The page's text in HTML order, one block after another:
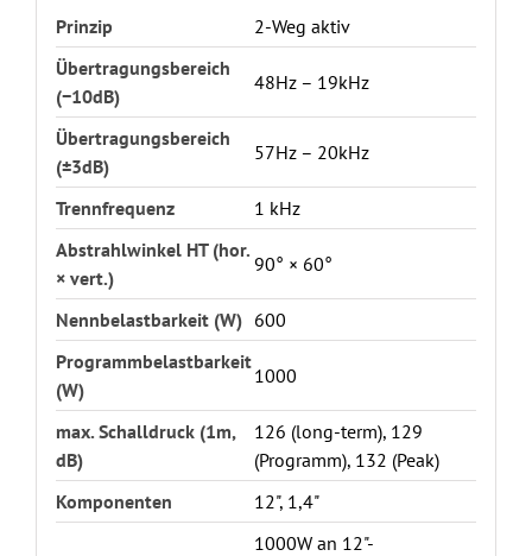
Prinzip
2-Weg aktiv
Übertragungsbereich
(−10dB)
48Hz – 19kHz
Übertragungsbereich
(±3dB)
57Hz – 20kHz
Trennfrequenz
1 kHz
Abstrahlwinkel HT (hor.
× vert.)
90° × 60°
Nennbelastbarkeit (W) 600
Programmbelastbarkeit
(W)
1000
max. Schalldruck (1m,
dB)
126 (long-term), 129
(Programm), 132 (Peak)
Komponenten
12", 1,4"
1000W an 12"-